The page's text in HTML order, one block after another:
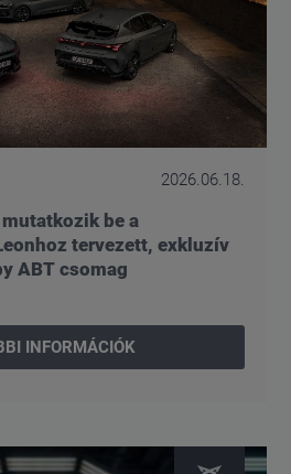
2026.06.18.
be a
tervezett, exkluzív
ABT csomag
INFORMÁCIÓK